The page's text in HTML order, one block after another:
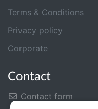
Terms & Conditions
Privacy policy
Corporate
Contact
Contact form